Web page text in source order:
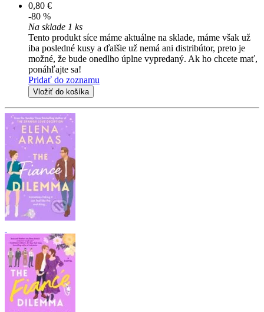
0,80 €
-80 %
Na sklade 1 ks
Tento produkt síce máme aktuálne na sklade, máme však už
iba posledné kusy a ďalšie už nemá ani distribútor, preto je
možné, že bude onedlho úplne vypredaný. Ak ho chcete mať,
ponáhľajte sa!
Pridať do zoznamu
Vložiť do košíka